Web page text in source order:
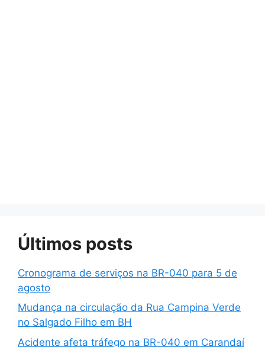
Últimos posts
Cronograma de serviços na BR-040 para 5 de
agosto
Mudança na circulação da Rua Campina Verde
no Salgado Filho em BH
Acidente afeta tráfego na BR-040 em Carandaí